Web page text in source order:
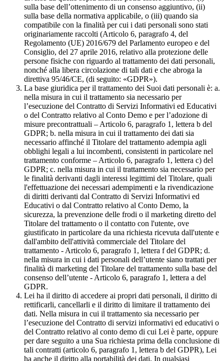
sulla base dell’ottenimento di un consenso aggiuntivo, (ii)
sulla base della normativa applicabile, o (iii) quando sia
compatibile con la finalità per cui i dati personali sono stati
originariamente raccolti (Articolo 6, paragrafo 4, del
Regolamento (UE) 2016/679 del Parlamento europeo e del
Consiglio, del 27 aprile 2016, relativo alla protezione delle
persone fisiche con riguardo al trattamento dei dati personali,
nonché alla libera circolazione di tali dati e che abroga la
direttiva 95/46/CE, (di seguito: «GDPR»).
La base giuridica per il trattamento dei Suoi dati personali è: a.
nella misura in cui il trattamento sia necessario per
l’esecuzione del Contratto di Servizi Informativi ed Educativi
o del Contratto relativo al Conto Demo e per l’adozione di
misure precontrattuali – Articolo 6, paragrafo 1, lettera b del
GDPR; b. nella misura in cui il trattamento dei dati sia
necessario affinché il Titolare del trattamento adempia agli
obblighi legali a lui incombenti, consistenti in particolare nel
trattamento conforme – Articolo 6, paragrafo 1, lettera c) del
GDPR; c. nella misura in cui il trattamento sia necessario per
le finalità derivanti dagli interessi legittimi del Titolare, quali
l'effettuazione dei necessari adempimenti e la rivendicazione
di diritti derivanti dal Contratto di Servizi Informativi ed
Educativi o dal Contratto relativo al Conto Demo, la
sicurezza, la prevenzione delle frodi o il marketing diretto del
Titolare del trattamento o il contatto con l'utente, ove
giustificato in particolare da una richiesta ricevuta dall'utente e
dall'ambito dell'attività commerciale del Titolare del
trattamento - Articolo 6, paragrafo 1, lettera f del GDPR; d.
nella misura in cui i dati personali dell’utente siano trattati per
finalità di marketing del Titolare del trattamento sulla base del
consenso dell’utente - Articolo 6, paragrafo 1, lettera a del
GDPR.
Lei ha il diritto di accedere ai propri dati personali, il diritto di
rettificarli, cancellarli e il diritto di limitare il trattamento dei
dati. Nella misura in cui il trattamento sia necessario per
l’esecuzione del Contratto di servizi informativi ed educativi o
del Contratto relativo al conto demo di cui Lei è parte, oppure
per dare seguito a una Sua richiesta prima della conclusione di
tali contratti (articolo 6, paragrafo 1, lettera b del GDPR), Lei
ha anche il diritto alla portabilità dei dati. In qualsiasi